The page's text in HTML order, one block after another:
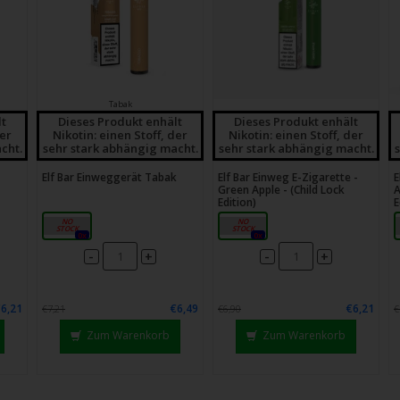
Tabak
Dieses Produkt enhält
Nikotin: einen Stoff, der
sehr stark abhängig macht.
Elf Bar Einweggerät Tabak
20 mg
0x
- +
€7,21
€6,49
Zum Warenkorb
Dieses Produkt enhält
Nikotin: einen Stoff, der
sehr stark abhängig macht.
Elf Bar Einweg E-Zigarette -
Green Apple - (Child Lock
Edition)
20mg
0x
- +
€6,90
€6,21
Zum Warenkorb